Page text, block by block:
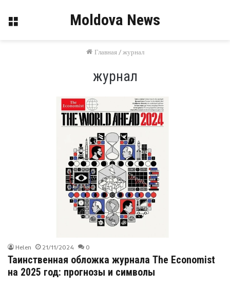
Меню Moldova News
Главная / журнал
журнал
Helen 21/11/2024 0
Таинственная обложка журнала The Economist
на 2025 год: прогнозы и символы